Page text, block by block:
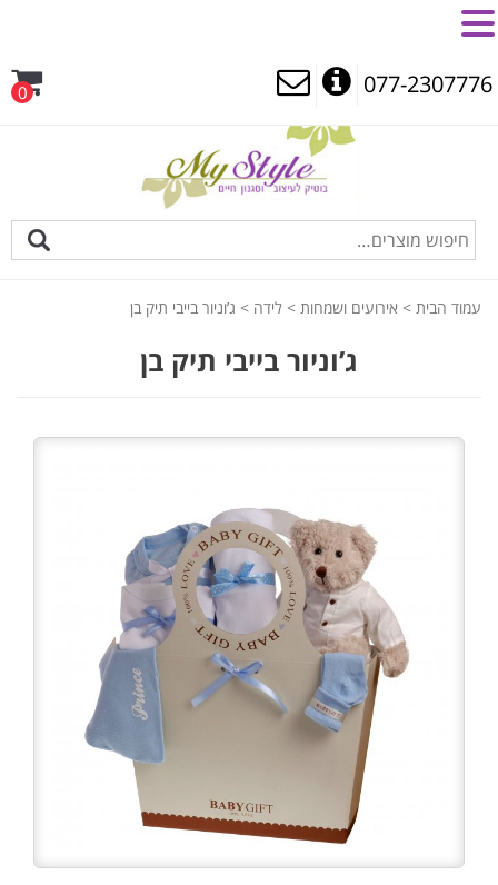
077-2307776
0
עמוד הבית > אירועים ושמחות > לידה > ג’וניור בייבי תיק בן
ג’וניור בייבי תיק בן